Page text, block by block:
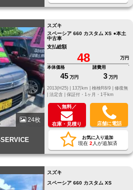
24枚
スズキ
スペーシア 660 カスタム XS ●本土
中古車
支払総額
48
万円
本体価格
45 万円
諸費用
3 万円
修復無
法定含 | 保証付・1ヶ月・1千km
＼無料／
在庫・見積り 店舗に電話
お気に入り追加
現在 2 人が追加済
スズキ
スペーシア 660 カスタム XS